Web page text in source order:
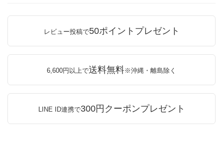
レビュー投稿で50ポイントプレゼント
6,600円以上で送料無料※沖縄・離島除く
LINE ID連携で300円クーポンプレゼント